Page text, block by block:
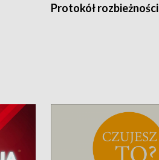
Protokół rozbieżności